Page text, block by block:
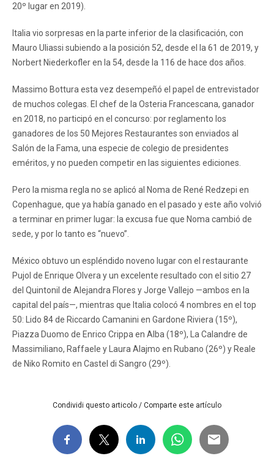
20º lugar en 2019).
Italia vio sorpresas en la parte inferior de la clasificación, con
Mauro Uliassi subiendo a la posición 52, desde el la 61 de 2019, y
Norbert Niederkofler en la 54, desde la 116 de hace dos años.
Massimo Bottura esta vez desempeñó el papel de entrevistador
de muchos colegas. El chef de la Osteria Francescana, ganador
en 2018, no participó en el concurso: por reglamento los
ganadores de los 50 Mejores Restaurantes son enviados al
Salón de la Fama, una especie de colegio de presidentes
eméritos, y no pueden competir en las siguientes ediciones.
Pero la misma regla no se aplicó al Noma de René Redzepi en
Copenhague, que ya había ganado en el pasado y este año volvió
a terminar en primer lugar: la excusa fue que Noma cambió de
sede, y por lo tanto es “nuevo”.
México obtuvo un espléndido noveno lugar con el restaurante
Pujol de Enrique Olvera y un excelente resultado con el sitio 27
del Quintonil de Alejandra Flores y Jorge Vallejo —ambos en la
capital del país—, mientras que Italia colocó 4 nombres en el top
50: Lido 84 de Riccardo Camanini en Gardone Riviera (15º),
Piazza Duomo de Enrico Crippa en Alba (18º), La Calandre de
Massimiliano, Raffaele y Laura Alajmo en Rubano (26º) y Reale
de Niko Romito en Castel di Sangro (29º).
Condividi questo articolo / Comparte este artículo